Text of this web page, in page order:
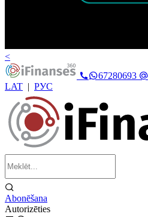
<
67280693
LAT | РУС
Abonēšana
Autorizēties